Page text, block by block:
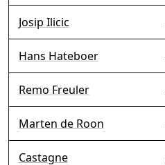
Josip Ilicic
Hans Hateboer
Remo Freuler
Marten de Roon
Castagne